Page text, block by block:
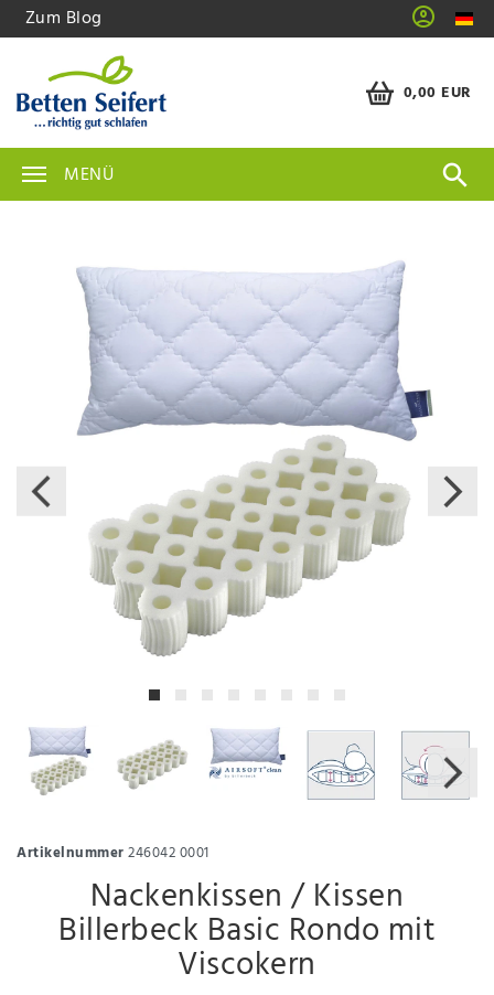
Zum Blog
0,00 EUR
MENÜ
Artikelnummer246042 0001
Nackenkissen / Kissen
Billerbeck Basic Rondo mit
Viscokern